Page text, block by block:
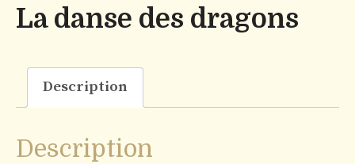
La danse des dragons
Description
Description